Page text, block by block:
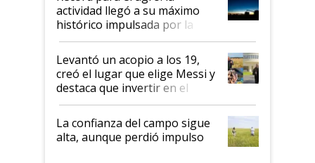
liderazgo en un semestre
récord
actividad llegó a su máximo
histórico impulsada por la
cosecha y las exportaciones
Levantó un acopio a los 19,
creó el lugar que elige Messi y
destaca que invertir en el
kirchnerismo era como "darle
plata a un hijo para droga":
Juan Félix Rossetti, el libertario
que de una dura crisis salió
La confianza del campo sigue
alta, aunque perdió impulso